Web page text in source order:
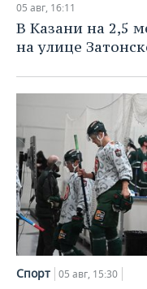
ФИГУРНОЕ
ВОДНЫЕ ВИДЫ
ХОККЕЙ С МЯЧОМ
МЕДИЦИНА
ОБРАЗОВАНИЕ
ПРОИСШЕСТВИЯ
СПИСОК КОМПАНИЙ
05 авг, 16:11
В Казани на 2,5
на улице
Спорт 05 авг, 15:30